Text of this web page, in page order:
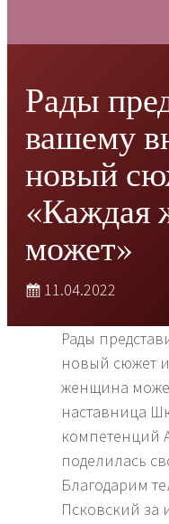
Рады
вашему
новый
«Каждая
может»
11.04.2022
Рады
новый сюжет
женщина
наставница
компетенций
поделилась
Благодарим
Псковский за